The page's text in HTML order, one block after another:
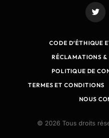
CODE D’ÉTHIQUE
RÉCLAMATIONS &
POLITIQUE DE
TERMES ET CONDITIONS
NOUS
© 2026 Tous droits